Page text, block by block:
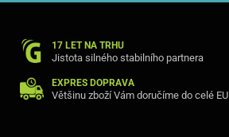
17 LET NA TRHU
Jistota silného stabilního partnera
EXPRES DOPRAVA
Většinu zboží Vám doručíme do celé EU